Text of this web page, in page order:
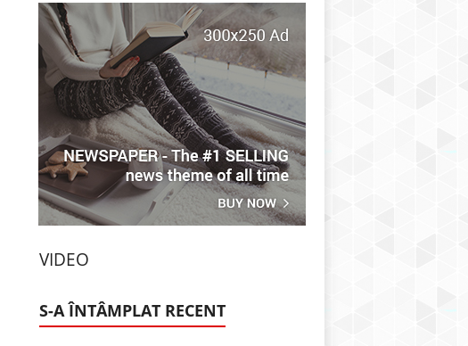
VIDEO
S-A ÎNTÂMPLAT RECENT